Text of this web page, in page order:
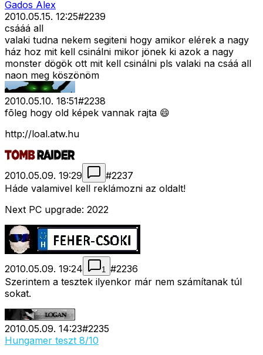
Gados Alex
2010.05.15. 12:25#2239
csááá all
valaki tudna nekem segiteni hogy amikor elérek a nagy
ház hoz mit kell csinálni mikor jönek ki azok a nagy
monster dögök ott mit kell csinálni pls valaki na csáá all
naon meg köszönöm
2010.05.10. 18:51#2238
fõleg hogy old képek vannak rajta 😄
http://loal.atw.hu
2010.05.09. 19:29 #2237
Háde valamivel kell reklámozni az oldalt!
Next PC upgrade: 2022
2010.05.09. 19:24 1 #2236
Szerintem a tesztek ilyenkor már nem számítanak túl
sokat.
2010.05.09. 14:23#2235
Hungamer teszt 8/10